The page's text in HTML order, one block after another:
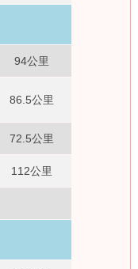
94公里
86.5公里
72.5公里
112公里